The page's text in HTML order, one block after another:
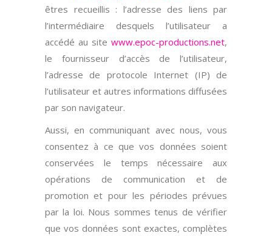
êtres recueillis : l’adresse des liens par
l’intermédiaire desquels l’utilisateur a
accédé au site www.epoc-productions.net,
le fournisseur d’accès de l’utilisateur,
l’adresse de protocole Internet (IP) de
l’utilisateur et autres informations diffusées
par son navigateur.
Aussi, en communiquant avec nous, vous
consentez à ce que vos données soient
conservées le temps nécessaire aux
opérations de communication et de
promotion et pour les périodes prévues
par la loi. Nous sommes tenus de vérifier
que vos données sont exactes, complètes